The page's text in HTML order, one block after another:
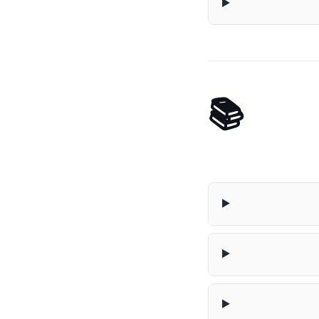
📚 Generador de Procedimientos Contables